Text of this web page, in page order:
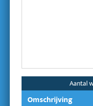
Aantal
Omschrijving